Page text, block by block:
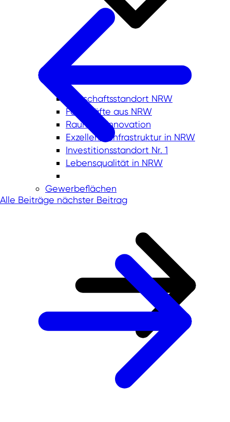
Wirtschaftsstandort NRW
Fachkräfte aus NRW
Raum für Innovation
Exzellente Infrastruktur in NRW
Investitionsstandort Nr. 1
Lebensqualität in NRW
Gewerbeflächen
Alle Beiträge nächster Beitrag